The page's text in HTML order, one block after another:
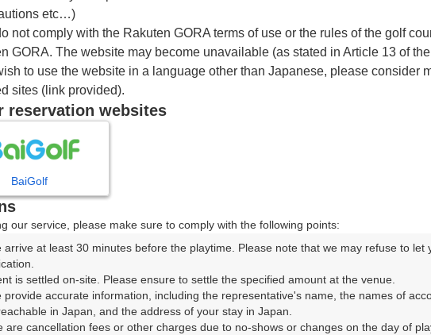
た。
。
楽天GORA予約専用ダイヤル
受付時間 8:00～17:00 年中無休
etc…)
not comply with the Rakuten GORA terms of use or the rules of the golf
GORA. The website may become unavailable (as stated in Article 13 of
to use the website in a language other than Japanese, please consider
sites (link provided).
reservation websites
BaiGolf
our service, please make sure to comply with the following points:
arrive at least 30 minutes before the playtime. Please note that we may refuse to
is settled on-site. Please ensure to settle the specified amount at the venue.
provide accurate information, including the representative's name, the names of
in Japan, and the address of your stay in Japan.
are cancellation fees or other charges due to no-shows or changes on the day of